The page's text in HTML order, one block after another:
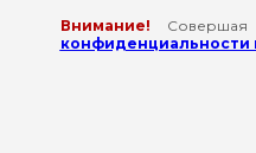
Внимание! Совершая
конфиденциальности